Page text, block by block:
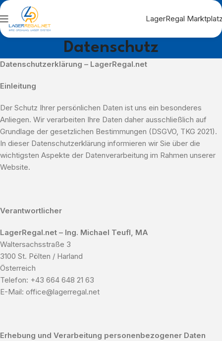
LagerRegal
Datenschutz
Datenschutzerklärung – LagerRegal.net
Einleitung
Der Schutz Ihrer persönlichen Daten ist uns ein besonderes
Anliegen. Wir verarbeiten Ihre Daten daher ausschließlich auf
Grundlage der gesetzlichen Bestimmungen (DSGVO, TKG 2021).
In dieser Datenschutzerklärung informieren wir Sie über die
wichtigsten Aspekte der Datenverarbeitung im Rahmen unserer
Website.
Verantwortlicher
LagerRegal.net – Ing. Michael Teufl, MA
Waltersachsstraße 3
3100 St. Pölten / Harland
Österreich
Telefon: +43 664 648 21 63
E-Mail: office@lagerregal.net
Erhebung und Verarbeitung personenbezogener Daten